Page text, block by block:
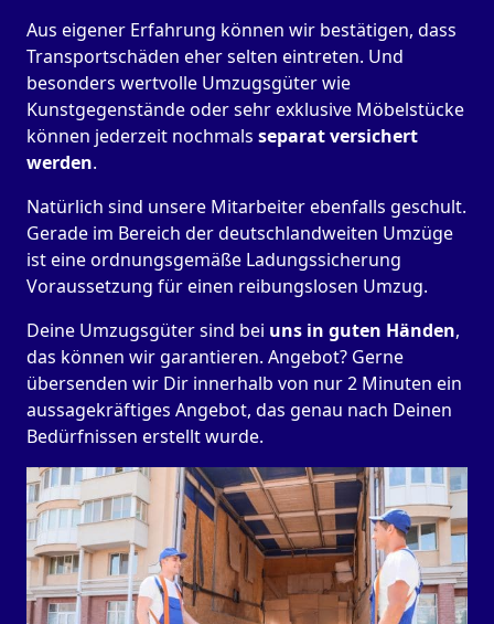
Aus eigener Erfahrung können wir bestätigen, dass
Transportschäden eher selten eintreten. Und
besonders wertvolle Umzugsgüter wie
Kunstgegenstände oder sehr exklusive Möbelstücke
können jederzeit nochmals separat versichert
werden.
Natürlich sind unsere Mitarbeiter ebenfalls geschult.
Gerade im Bereich der deutschlandweiten Umzüge
ist eine ordnungsgemäße Ladungssicherung
Voraussetzung für einen reibungslosen Umzug.
Deine Umzugsgüter sind bei uns in guten Händen,
das können wir garantieren. Angebot? Gerne
übersenden wir Dir innerhalb von nur 2 Minuten ein
aussagekräftiges Angebot, das genau nach Deinen
Bedürfnissen erstellt wurde.